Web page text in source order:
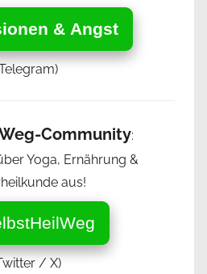
& Angst
Community:
Yoga, Ernährung &
aus!
/ X)